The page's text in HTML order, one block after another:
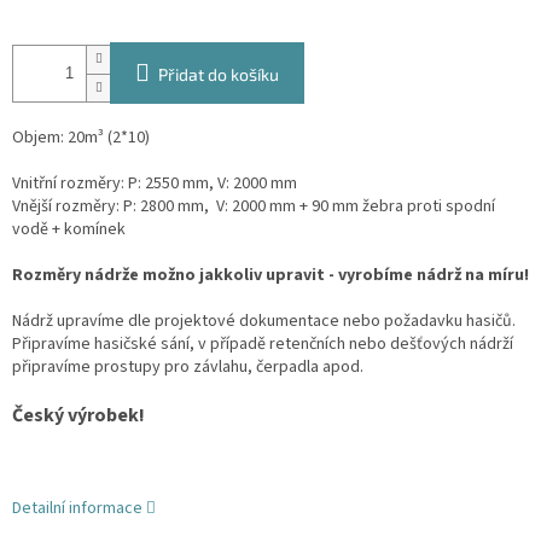
Přidat do košíku
Objem: 20m³ (2*10)
Vnitřní rozměry: P: 2550 mm, V: 2000 mm
Vnější rozměry: P: 2800 mm, V: 2000 mm + 90 mm žebra proti spodní
vodě + komínek
Rozměry nádrže možno jakkoliv upravit - vyrobíme nádrž na míru!
Nádrž upravíme dle projektové dokumentace nebo požadavku hasičů.
Připravíme hasičské sání, v případě retenčních nebo dešťových nádrží
připravíme prostupy pro závlahu, čerpadla apod.
Český výrobek!
Detailní informace